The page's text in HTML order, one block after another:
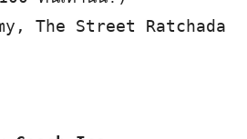
The Street Ratchada